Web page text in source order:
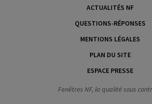
ACTUALITÉS NF
QUESTIONS-RÉPONSES
MENTIONS LÉGALES
PLAN DU SITE
ESPACE PRESSE
Fenêtres NF, la qualité sous